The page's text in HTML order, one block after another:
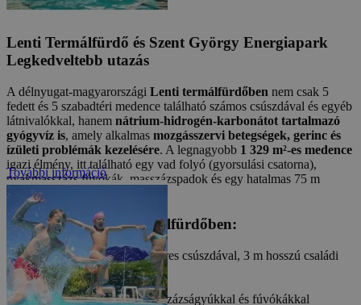
Lenti Termálfürdő és Szent György Energiapark
Legkedveltebb utazás
A délnyugat-magyarországi Lenti termálfürdőben nem csak 5
fedett és 5 szabadtéri medence található számos csúszdával és egyéb
látnivalókkal, hanem nátrium-hidrogén-karbonátot tartalmazó
gyógyvíz is, amely alkalmas mozgásszervi betegségek, gerinc és
ízületi problémák kezelésére. A legnagyobb 1 329 m²-es medence
igazi élmény, itt található egy vad folyó (gyorsulási csatorna),
nyakmasszázs fúvókák, masszázspadok és egy hatalmas 75 m
hosszú szánkó **.
Medencék a Lenti termálfürdőben:
Kalandmedence 75 méteres csúszdával, 3 m hosszú családi
csúszdával
Gyerekmedence
felnőtt élményfürdő masszázságyúkkal és fúvókákkal
További információ